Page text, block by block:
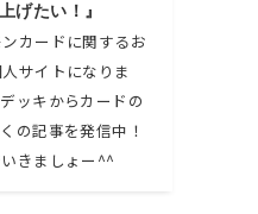
げたい！』
カードに関するお
サイトになりま
ッキからカードの
の記事を発信中！
きましょー^^